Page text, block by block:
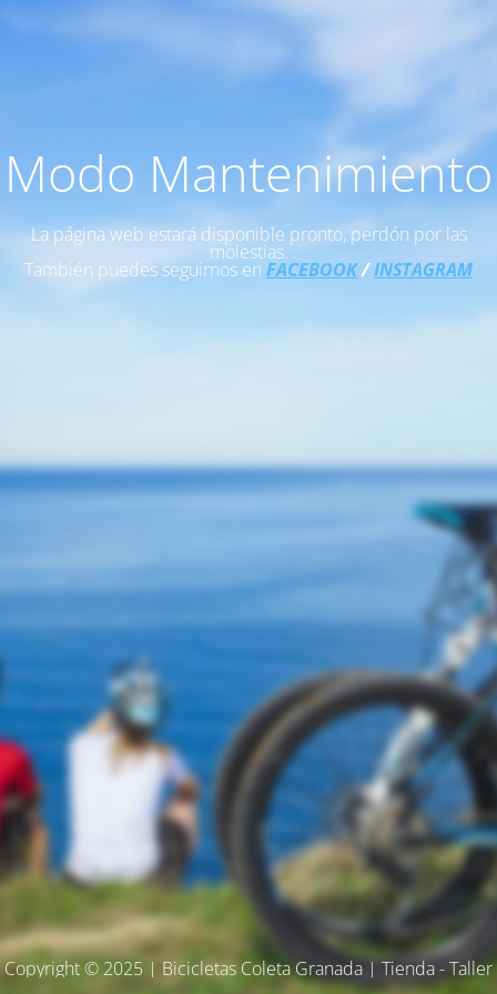
Modo Mantenimiento
La página web estará disponible pronto, perdón por las
molestias.
También puedes seguirnos en FACEBOOK/INSTAGRAM
Copyright © 2025 | Bicicletas Coleta Granada | Tienda - Taller